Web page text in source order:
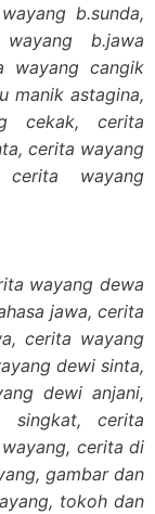
b.sunda,
b.jawa
wayang cangik
manik astagina,
cekak, cerita
cerita wayang
wayang
wayang dewa
jawa, cerita
cerita wayang
dewi sinta,
dewi anjani,
singkat, cerita
cerita di
gambar dan
tokoh dan